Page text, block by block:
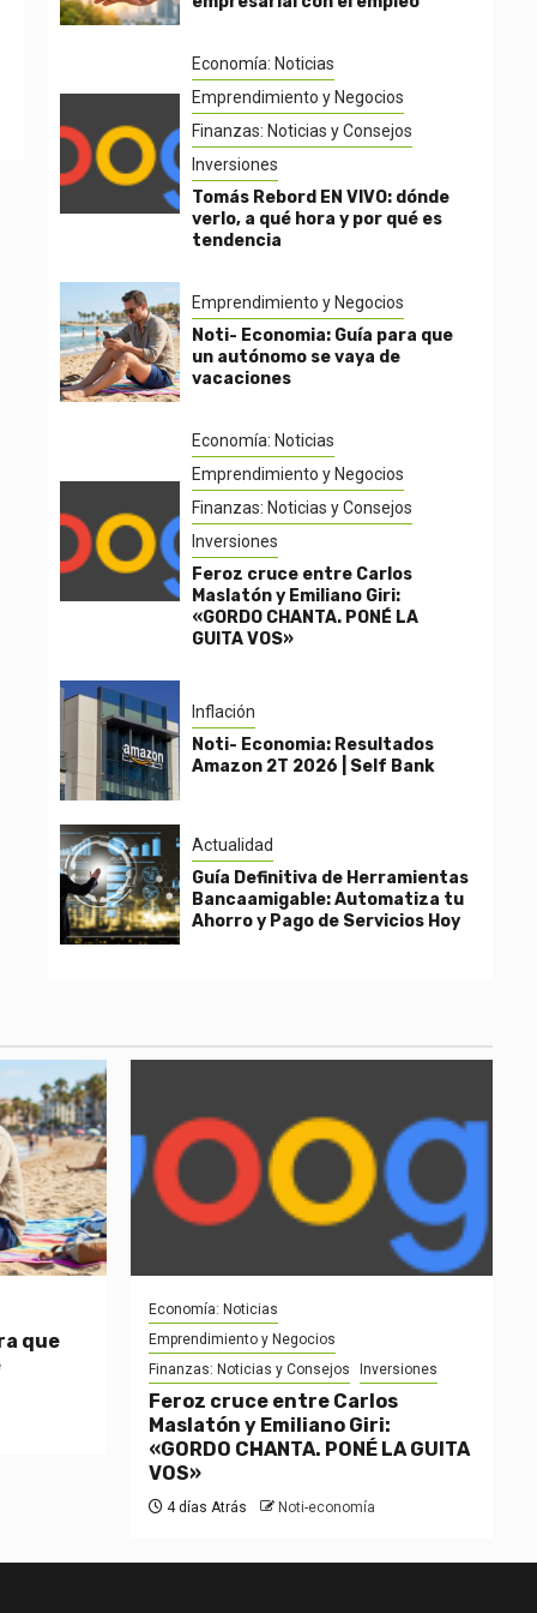
Economía: Noticias
Emprendimiento y Negocios
Finanzas: Noticias y Consejos
Inversiones
Tomás Rebord EN VIVO: dónde
verlo, a qué hora y por qué es
tendencia
Emprendimiento y Negocios
Noti- Economia: Guía para que
un autónomo se vaya de
vacaciones
Economía: Noticias
Emprendimiento y Negocios
Finanzas: Noticias y Consejos
Inversiones
Feroz cruce entre Carlos
Maslatón y Emiliano Giri:
«GORDO CHANTA. PONÉ LA
GUITA VOS»
Inflación
Noti- Economia: Resultados
Amazon 2T 2026 | Self Bank
Actualidad
Guía Definitiva de Herramientas
Bancaamigable: Automatiza tu
Ahorro y Pago de Servicios Hoy
que
Economía: Noticias
Emprendimiento y Negocios
Finanzas: Noticias y Consejos
Inversiones
Feroz cruce entre Carlos
Maslatón y Emiliano Giri:
«GORDO CHANTA. PONÉ LA GUITA
VOS»
4 días Atrás Noti-economía